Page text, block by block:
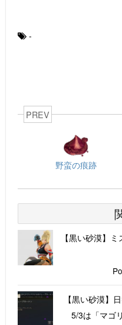
-
PREV
野蛮の痕跡
【黒い砂漠】
【黒い砂漠】
5/3は「マゴ